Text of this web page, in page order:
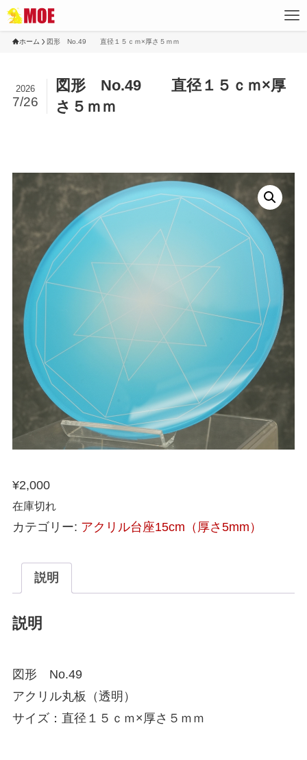
ホーム 図形 No.49 直径１５ｃｍ×厚さ５ｍｍ
図形 No.49 直径１５ｃｍ×厚
さ５ｍｍ
2026
7/26
¥2,000
在庫切れ
カテゴリー: アクリル台座15cm（厚さ5mm）
説明
説明
図形 No.49
アクリル丸板（透明）
サイズ：直径１５ｃｍ×厚さ５ｍｍ